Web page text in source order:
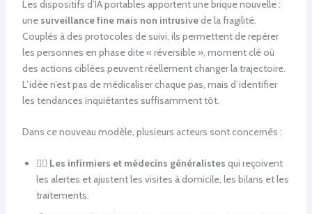
Les dispositifs d’IA portables apportent une brique nouvelle :
une surveillance fine mais non intrusivede la fragilité.
Couplés à des protocoles de suivi, ils permettent de repérer
les personnes en phase dite « réversible », moment clé où
des actions ciblées peuvent réellement changer la trajectoire.
L’idée n’est pas de médicaliser chaque pas, mais d’identifier
les tendances inquiétantes suffisamment tôt.
Dans ce nouveau modèle, plusieurs acteurs sont concernés :
👩‍⚕️ Les infirmiers et médecins généralistes qui reçoivent
les alertes et ajustent les visites à domicile, les bilans et les
traitements.